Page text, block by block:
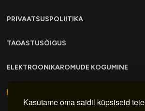
Kasutame oma saidil küpsiseid teie
PRIVAATSUSPOLIITIKA
TAGASTUSÕIGUS
ELEKTROONIKAROMUDE KOGUMINE